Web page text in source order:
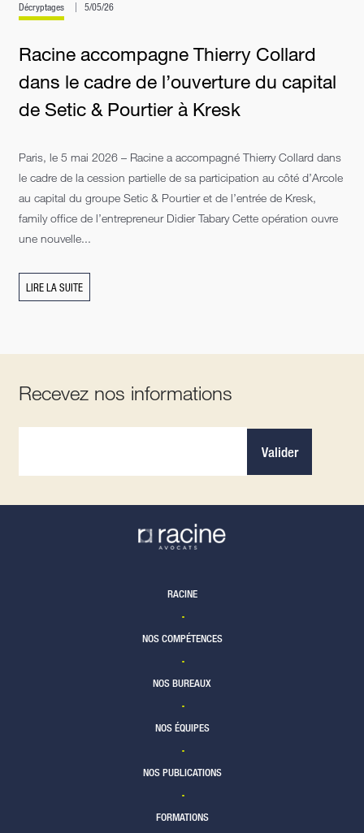
Décryptages 5/05/26
Racine accompagne Thierry Collard
dans le cadre de l’ouverture du capital
de Setic & Pourtier à Kresk
Paris, le 5 mai 2026 – Racine a accompagné Thierry Collard dans
le cadre de la cession partielle de sa participation au côté d’Arcole
au capital du groupe Setic & Pourtier et de l’entrée de Kresk,
family office de l’entrepreneur Didier Tabary Cette opération ouvre
une nouvelle...
LIRE LA SUITE
Recevez nos informations
Valider
RACINE
NOS COMPÉTENCES
NOS BUREAUX
NOS ÉQUIPES
NOS PUBLICATIONS
FORMATIONS